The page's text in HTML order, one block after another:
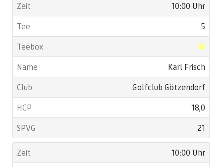
10:00 Uhr
5
Karl Frisch
Golfclub Götzendorf
18,0
21
10:00 Uhr